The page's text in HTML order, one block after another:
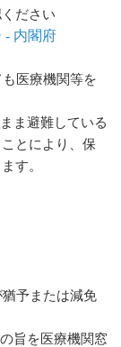
ださい
- 内閣府
医療機関等を
ま避難している
とにより、保
す。
予または減免
旨を医療機関窓